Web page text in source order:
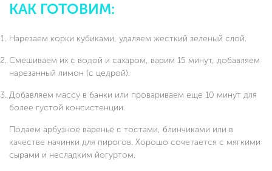
КАК ГОТОВИМ:
Нарезаем корки кубиками, удаляем жесткий зеленый слой.
Смешиваем их с водой и сахаром, варим 15 минут, добавляем
нарезанный лимон (с цедрой).
Добавляем массу в банки или провариваем еще 10 минут для
более густой консистенции.
Подаем арбузное варенье с тостами, блинчиками или в
качестве начинки для пирогов. Хорошо сочетается с мягкими
сырами и несладким йогуртом.